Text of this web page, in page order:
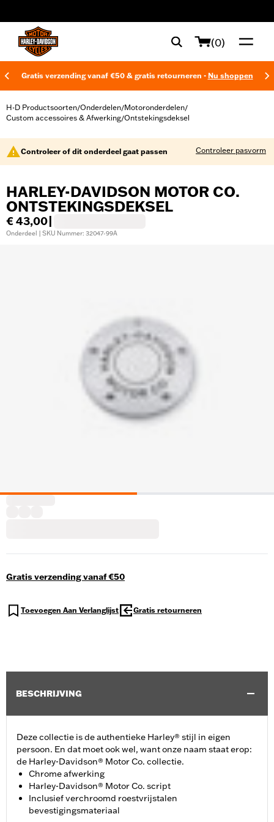
(0)
Gratis verzending vanaf €50 & gratis retourneren - Nu shoppen
H-D Productsoorten/Onderdelen/Motoronderdelen/
Custom accessoires & Afwerking/Ontstekingsdeksel
Controleer of dit onderdeel gaat passen Controleer pasvorm
HARLEY-DAVIDSON MOTOR CO.
ONTSTEKINGSDEKSEL
€ 43,00
Onderdeel | SKU Nummer: 32047-99A
Gratis verzending vanaf €50
Toevoegen Aan Verlanglijst Gratis retourneren
BESCHRIJVING
Deze collectie is de authentieke Harley® stijl in eigen
persoon. En dat moet ook wel, want onze naam staat erop:
de Harley-Davidson® Motor Co. collectie.
Chrome afwerking
Harley-Davidson® Motor Co. script
Inclusief verchroomd roestvrijstalen
bevestigingsmateriaal